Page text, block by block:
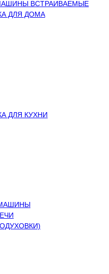
ВСТРАИВАЕМЫЕ
ДЛЯ ДОМА
ДЛЯ КУХНИ